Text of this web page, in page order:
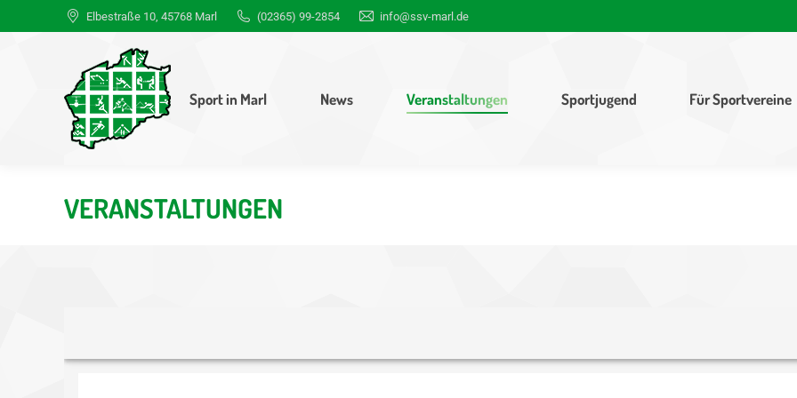
Elbestraße 10, 45768 Marl (02365) 99-2854 info@ssv-marl.de
Sport in Marl News Veranstaltungen Sportjugend Für Sportvereine
VERANSTALTUNGEN